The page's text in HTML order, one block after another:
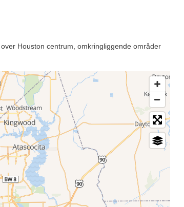
Houston centrum, omkringliggende områder